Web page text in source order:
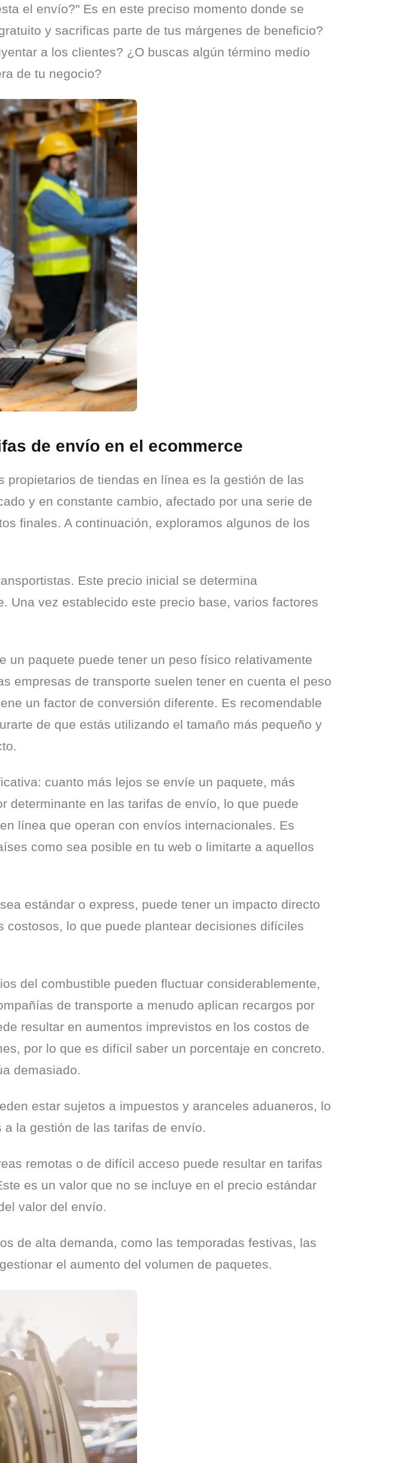
el envío?" Es en este preciso momento donde se
y sacrificas parte de tus márgenes de beneficio?
a los clientes? ¿O buscas algún término medio
de tu negocio?
de envío en el ecommerce
de tiendas en línea es la gestión de las
y en constante cambio, afectado por una serie de
finales. A continuación, exploramos algunos de los
Este precio inicial se determina
Una vez establecido este precio base, varios factores
un paquete puede tener un peso físico relativamente
empresas de transporte suelen tener en cuenta el peso
un factor de conversión diferente. Es recomendable
de que estás utilizando el tamaño más pequeño y
cuanto más lejos se envíe un paquete, más
determinante en las tarifas de envío, lo que puede
línea que operan con envíos internacionales. Es
como sea posible en tu web o limitarte a aquellos
estándar o express, puede tener un impacto directo
lo que puede plantear decisiones difíciles
del combustible pueden fluctuar considerablemente,
de transporte a menudo aplican recargos por
resultar en aumentos imprevistos en los costos de
por lo que es difícil saber un porcentaje en concreto.
demasiado.
estar sujetos a impuestos y aranceles aduaneros, lo
la gestión de las tarifas de envío.
remotas o de difícil acceso puede resultar en tarifas
es un valor que no se incluye en el precio estándar
valor del envío.
de alta demanda, como las temporadas festivas, las
el aumento del volumen de paquetes.